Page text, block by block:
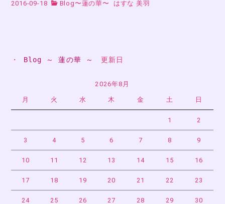
2016-09-18 Blog〜蓮の華〜 はすな 美羽
・ Blog ～ 蓮の華 ～ 更新日
2026年8月
月 火 水 木 金 土 日
1 2
3 4 5 6 7 8 9
10 11 12 13 14 15 16
17 18 19 20 21 22 23
24 25 26 27 28 29 30